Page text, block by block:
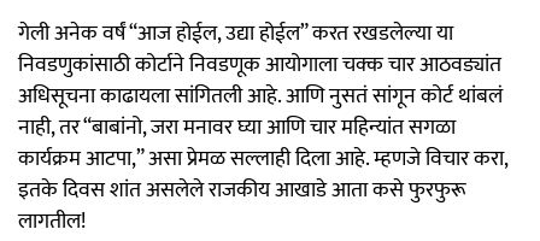
गेली अनेक वर्षं “आज होईल, उद्या होईल” करत रखडलेल्या या
निवडणुकांसाठी कोर्टाने निवडणूक आयोगाला चक्क चार आठवड्यांत
अधिसूचना काढायला सांगितली आहे. आणि नुसतं सांगून कोर्ट थांबलं
नाही, तर “बाबांनो, जरा मनावर घ्या आणि चार महिन्यांत सगळा
कार्यक्रम आटपा,” असा प्रेमळ सल्लाही दिला आहे. म्हणजे विचार करा,
इतके दिवस शांत असलेले राजकीय आखाडे आता कसे फुरफुरू
लागतील!